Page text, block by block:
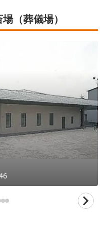
（葬儀場）